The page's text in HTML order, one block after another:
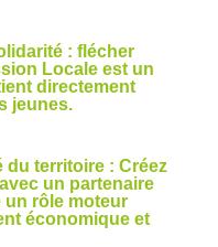
: flécher
Locale est un
directement
jeunes.
du territoire : Créez
un partenaire
un rôle moteur
économique et